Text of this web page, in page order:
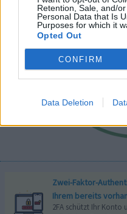
Retention, Sale, and/
Personal Data that Is
Purposes for which it
Opted Out
CONFIRM
Data Deletion
Zwei-Faktor-
Ihrem bereits
2FA schützt Ihr Konto